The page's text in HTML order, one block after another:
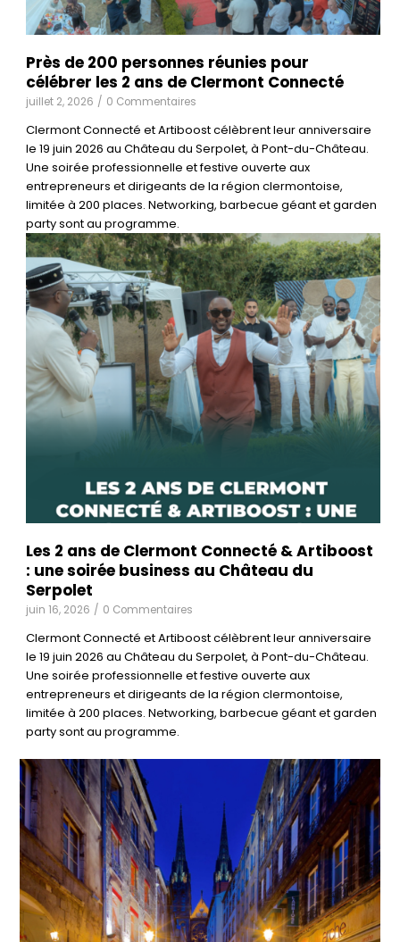
Près de 200 personnes réunies pour
célébrer les 2 ans de Clermont Connecté
juillet 2, 2026 / 0 Commentaires
Clermont Connecté et Artiboost célèbrent leur anniversaire
le 19 juin 2026 au Château du Serpolet, à Pont-du-Château.
Une soirée professionnelle et festive ouverte aux
entrepreneurs et dirigeants de la région clermontoise,
limitée à 200 places. Networking, barbecue géant et garden
party sont au programme.
Les 2 ans de Clermont Connecté & Artiboost
: une soirée business au Château du
Serpolet
juin 16, 2026 / 0 Commentaires
Clermont Connecté et Artiboost célèbrent leur anniversaire
le 19 juin 2026 au Château du Serpolet, à Pont-du-Château.
Une soirée professionnelle et festive ouverte aux
entrepreneurs et dirigeants de la région clermontoise,
limitée à 200 places. Networking, barbecue géant et garden
party sont au programme.